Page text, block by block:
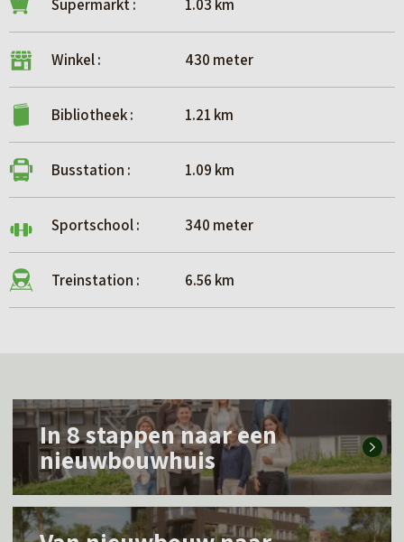
Supermarkt : 1.03 km
Winkel : 430 meter
Bibliotheek : 1.21 km
Busstation : 1.09 km
Sportschool : 340 meter
Treinstation : 6.56 km
L
s
m
In 8 stappen naar een
nieuwbouwhuis
L